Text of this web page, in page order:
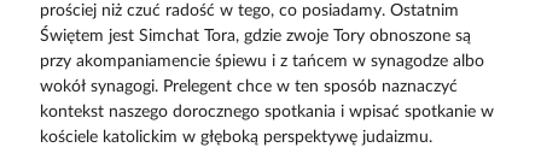
prościej niż czuć radość w tego, co posiadamy. Ostatnim
Świętem jest Simchat Tora, gdzie zwoje Tory obnoszone są
przy akompaniamencie śpiewu i z tańcem w synagodze albo
wokół synagogi. Prelegent chce w ten sposób naznaczyć
kontekst naszego dorocznego spotkania i wpisać spotkanie w
kościele katolickim w głęboką perspektywę judaizmu.